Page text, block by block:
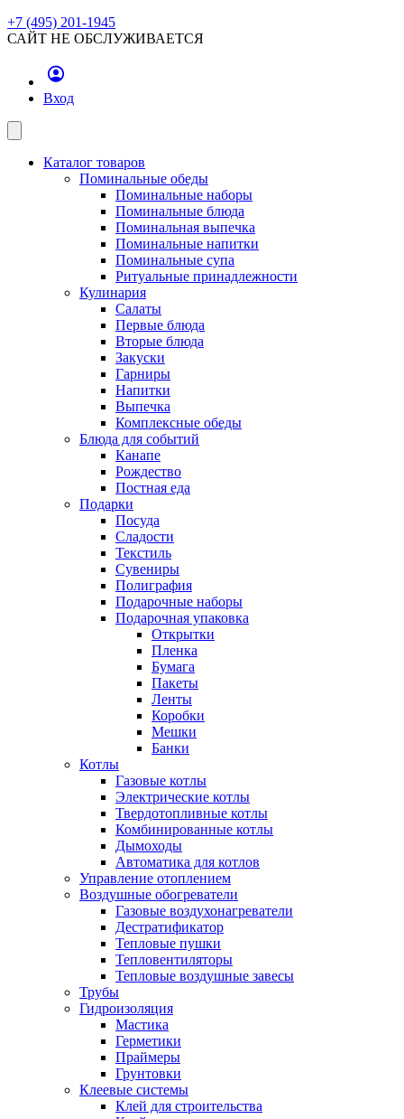
+7 (495) 201-1945
САЙТ НЕ ОБСЛУЖИВАЕТСЯ
Вход
Каталог товаров
Поминальные обеды
Поминальные наборы
Поминальные блюда
Поминальная выпечка
Поминальные напитки
Поминальные супа
Ритуальные принадлежности
Кулинария
Салаты
Первые блюда
Вторые блюда
Закуски
Гарниры
Напитки
Выпечка
Комплексные обеды
Блюда для событий
Канапе
Рождество
Постная еда
Подарки
Посуда
Сладости
Текстиль
Сувениры
Полиграфия
Подарочные наборы
Подарочная упаковка
Открытки
Пленка
Бумага
Пакеты
Ленты
Коробки
Мешки
Банки
Котлы
Газовые котлы
Электрические котлы
Твердотопливные котлы
Комбинированные котлы
Дымоходы
Автоматика для котлов
Управление отоплением
Воздушные обогреватели
Газовые воздухонагреватели
Дестратификатор
Тепловые пушки
Тепловентиляторы
Тепловые воздушные завесы
Трубы
Гидроизоляция
Мастика
Герметики
Праймеры
Грунтовки
Клеевые системы
Клей для строительства